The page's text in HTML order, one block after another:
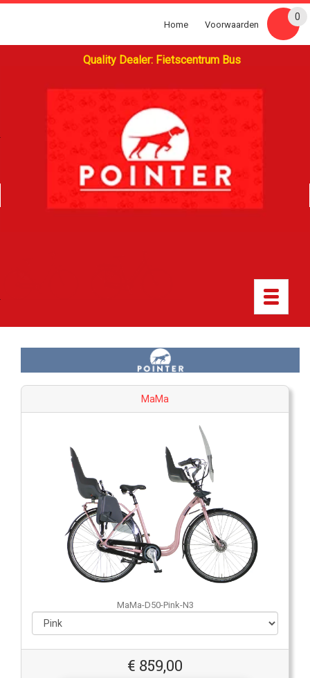
Quality Dealer: Fietscentrum Bus
Home Voorwaarden
0
Toggle
MaMa
MaMa-D50-Pink-N3
€ 859,00